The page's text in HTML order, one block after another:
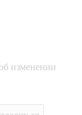
изменении